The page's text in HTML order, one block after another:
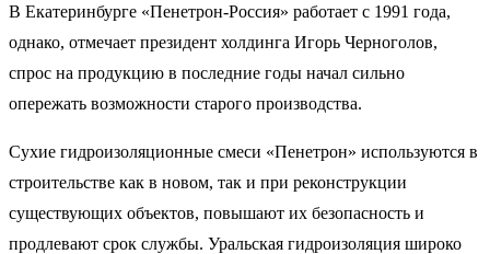
В Екатеринбурге «Пенетрон-Россия» работает с 1991 года,
однако, отмечает президент холдинга Игорь Черноголов,
спрос на продукцию в последние годы начал сильно
опережать возможности старого производства.
Сухие гидроизоляционные смеси «Пенетрон» используются в
строительстве как в новом, так и при реконструкции
существующих объектов, повышают их безопасность и
продлевают срок службы. Уральская гидроизоляция широко